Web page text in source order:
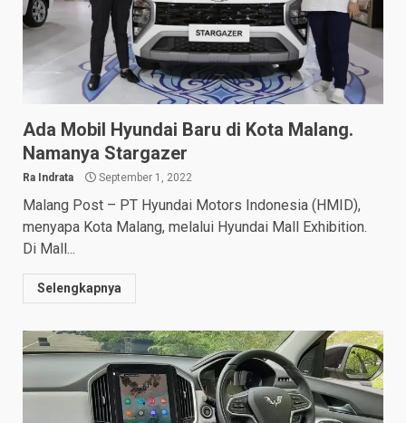
Ada Mobil Hyundai Baru di Kota Malang.
Namanya Stargazer
Ra Indrata September 1, 2022
Malang Post – PT Hyundai Motors Indonesia (HMID),
menyapa Kota Malang, melalui Hyundai Mall Exhibition.
Di Mall...
Selengkapnya